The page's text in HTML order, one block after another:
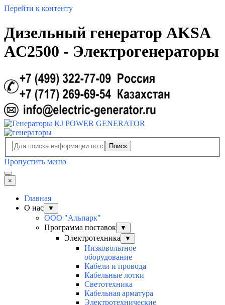
Перейти к контенту
Дизельный генератор AKSA
AC2500 - Электрогенераторы
Поиск
Пропустить меню
×
Главная
О нас
▼
ООО "Альпарк"
Программа поставок
▼
Электротехника ▼
Низковольтное
оборудование
Кабели и провода
Кабельные лотки
Светотехника
Кабельная арматура
Электротехнические